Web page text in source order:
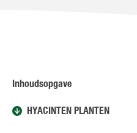
Inhoudsopgave
HYACINTEN PLANTEN